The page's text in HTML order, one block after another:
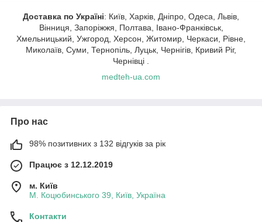
Доставка по Україні: Київ, Харків, Дніпро, Одеса, Львів,
Вінниця, Запоріжжя, Полтава, Івано-Франківськ,
Хмельницький, Ужгород, Херсон, Житомир, Черкаси, Рівне,
Миколаїв, Суми, Тернопіль, Луцьк, Чернігів, Кривий Ріг,
Чернівці .
medteh-ua.com
Про нас
98% позитивних з 132 відгуків за рік
Працює з 12.12.2019
м. Київ
М. Коцюбинського 39, Київ, Україна
Контакти